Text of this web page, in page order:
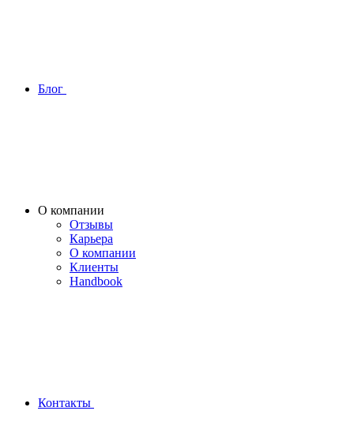
Блог
О компании
Отзывы
Карьера
О компании
Клиенты
Handbook
Контакты